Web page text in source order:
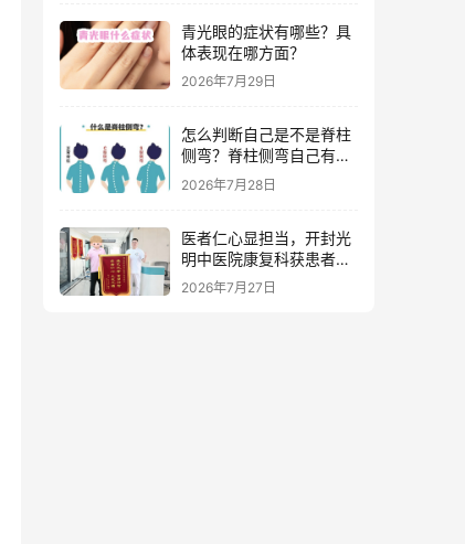
青光眼的症状有哪些？具
体表现在哪方面？
2026年7月29日
怎么判断自己是不是脊柱
侧弯？脊柱侧弯自己有感
觉吗？
2026年7月28日
医者仁心显担当，开封光
明中医院康复科获患者赠
锦旗点赞
2026年7月27日